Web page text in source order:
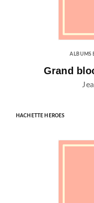
ALBUMS
Grand
HACHETTE HEROES